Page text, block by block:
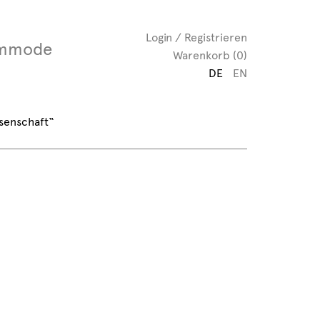
Login / Registrieren
Warenkorb (0)
DE
EN